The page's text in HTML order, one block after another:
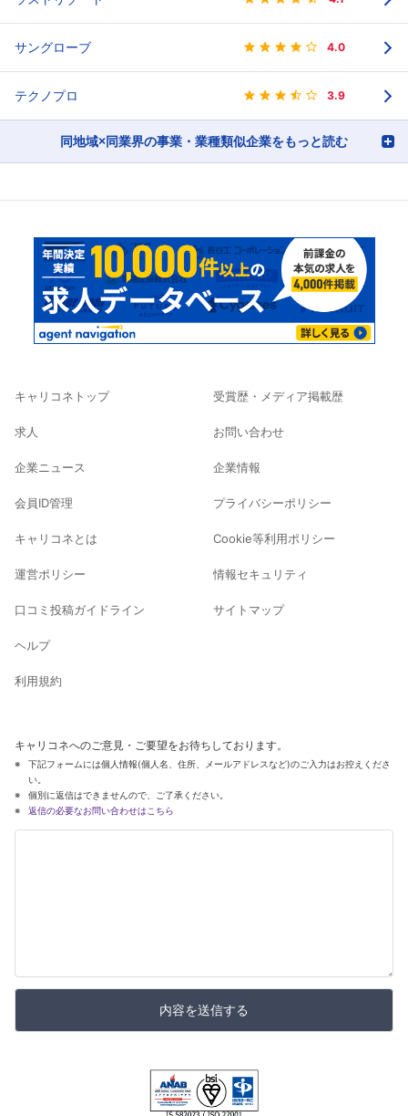
サングローブ 4.0
テクノプロ 3.9
同地域×同業界の事業・業種類似企業をもっと読む
キャリコネトップ
求人
企業ニュース
会員ID管理
キャリコネとは
運営ポリシー
口コミ投稿ガイドライン
ヘルプ
利用規約
受賞歴・メディア掲載歴
お問い合わせ
企業情報
プライバシーポリシー
Cookie等利用ポリシー
情報セキュリティ
サイトマップ
キャリコネへのご意見・ご要望をお待ちしております。
下記フォームには個人情報(個人名、住所、メールアドレスなど)のご入力はお控えくださ
い。
個別に返信はできませんので、ご了承ください。
返信の必要なお問い合わせはこちら
内容を送信する